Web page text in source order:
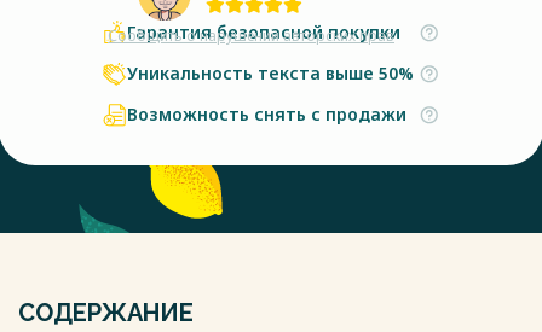
Сообщить о нарушении авторских прав
Гарантия безопасной покупки
Уникальность текста выше 50%
Возможность снять с продажи
СОДЕРЖАНИЕ